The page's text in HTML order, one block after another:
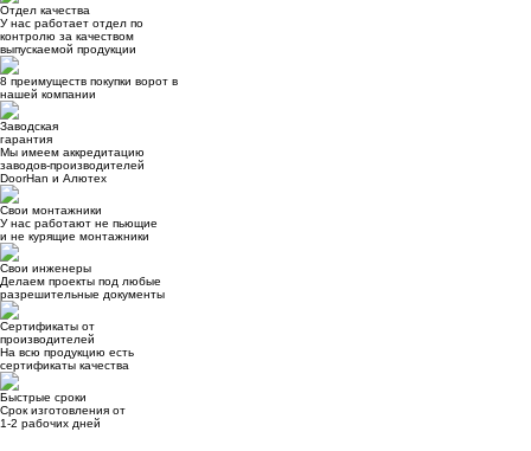
Отдел качества
У нас работает отдел по
контролю за качеством
выпускаемой продукции
8 преимуществ покупки ворот в
нашей компании
Заводская
гарантия
Мы имеем аккредитацию
заводов-производителей
DoorHan и Алютех
Свои монтажники
У нас работают не пьющие
и не курящие монтажники
Свои инженеры
Делаем проекты под любые
разрешительные документы
Сертификаты от
производителей
На всю продукцию есть
сертификаты качества
Быстрые сроки
Срок изготовления от
1-2 рабочих дней